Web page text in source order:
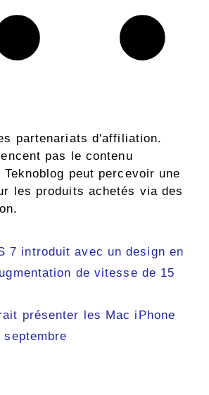
partenariats d'affiliation.
pas le contenu
peut percevoir une
les produits achetés via des
7 introduit avec un design en
de vitesse de 15
présenter les Mac iPhone